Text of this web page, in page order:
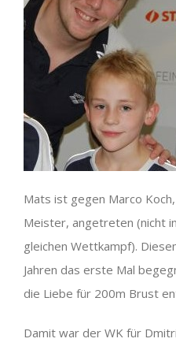
Mats ist gegen Marco
Meister, angetreten (nicht
gleichen Wettkampf).
Jahren das erste Mal
die Liebe für 200m Brust
Damit war der WK für